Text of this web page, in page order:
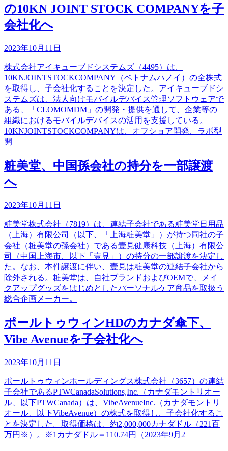
の10KN JOINT STOCK COMPANYを子
会社化へ
2023年10月11日
株式会社アイキューブドシステムズ（4495）は、
10KNJOINTSTOCKCOMPANY（ベトナムハノイ）の全株式
を取得し、子会社化することを決定した。アイキューブドシ
ステムズは、法人向けモバイルデバイス管理ソフトウェアで
ある、「CLOMOMDM」の開発・提供を通して、企業等の
組織におけるモバイルデバイスの活用を支援している。
10KNJOINTSTOCKCOMPANYは、オフショア開発、ラボ型
開
粧美堂、中国孫会社の持分を一部譲渡
へ
2023年10月11日
粧美堂株式会社（7819）は、連結子会社である粧美堂日用品
（上海）有限公司（以下、「上海粧美堂」）が持つ同社の子
会社（粧美堂の孫会社）である壹見健康科技（上海）有限公
司（中国上海市、以下「壹見」）の持分の一部譲渡を決定し
た。なお、本件譲渡に伴い、壹見は粧美堂の連結子会社から
除外される。粧美堂は、自社ブランドおよびOEMで、メイ
クアップグッズをはじめとしたパーソナルケア商品を取扱う
総合企画メーカー。
ポールトゥウィンHDのカナダ傘下、
Vibe Avenueを子会社化へ
2023年10月11日
ポールトゥウィンホールディングス株式会社（3657）の連結
子会社であるPTWCanadaSolutions,Inc.（カナダモントリオー
ル、以下PTWCanada）は、VibeAvenueInc.（カナダモントリ
オール、以下VibeAvenue）の株式を取得し、子会社化するこ
とを決定した。取得価格は、約2,000,000カナダドル（221百
万円※）。※1カナダドル＝110.74円（2023年9月2